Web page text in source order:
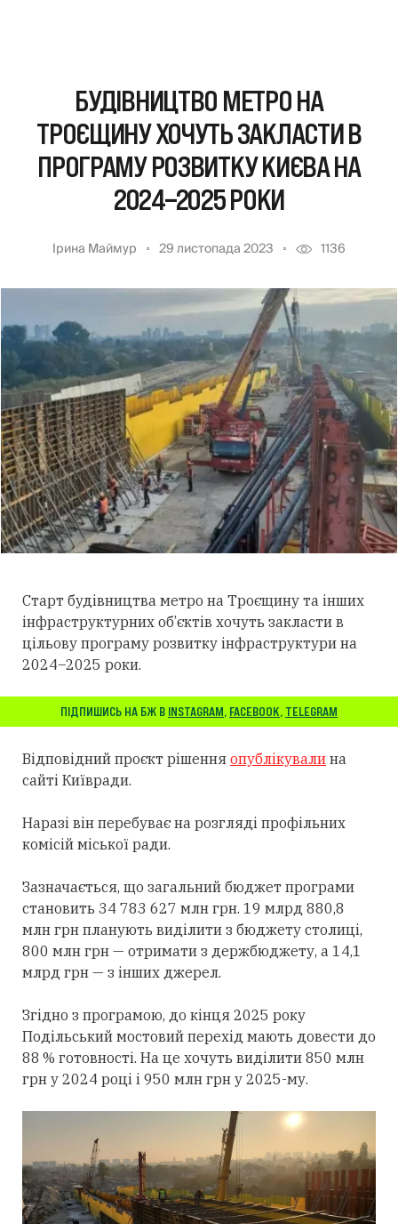
БУДІВНИЦТВО МЕТРО НА
ТРОЄЩИНУ ХОЧУТЬ ЗАКЛАСТИ В
ПРОГРАМУ РОЗВИТКУ КИЄВА НА
2024–2025 РОКИ
Ірина Маймур 29 листопада 2023 1136
Старт будівництва метро на Троєщину та інших
інфраструктурних об’єктів хочуть закласти в
цільову програму розвитку інфраструктури на
2024–2025 роки.
ПІДПИШИСЬ НА БЖ В INSTAGRAM, FACEBOOK, TELEGRAM
Відповідний проєкт рішення опублікували на
сайті Київради.
Наразі він перебуває на розгляді профільних
комісій міської ради.
Зазначається, що загальний бюджет програми
становить 34 783 627 млн грн. 19 млрд 880,8
млн грн планують виділити з бюджету столиці,
800 млн грн — отримати з держбюджету, а 14,1
млрд грн — з інших джерел.
Згідно з програмою, до кінця 2025 року
Подільський мостовий перехід мають довести до
88 % готовності. На це хочуть виділити 850 млн
грн у 2024 році і 950 млн грн у 2025-му.